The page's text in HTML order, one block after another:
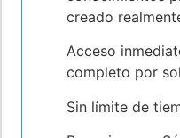
creado
Acceso
completo por
Sin límite de